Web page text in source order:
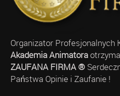
Organizator Profesjonalnych
Akademia Animatora
ZAUFANA FIRMA ®
Państwa Opinie i Zaufanie !